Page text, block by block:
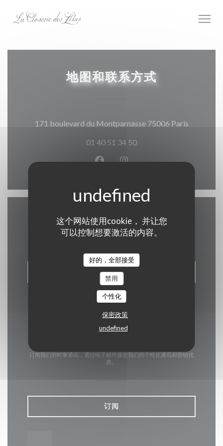
这个网站使用cookie， 并让您
可以控制想要激活的内容。
好的，全部接受
禁用
个性化
保密政策
undefined
地图和联系方式
171 boulevard du Montparnasse 75006 Paris((在新窗
01 40 51 34 50
Facebook ((在新窗口中打开))
Instagram ((在新窗口中
联系我们
预订餐位
订阅我们的时事通讯，通过电子邮件接收我们的个性化通讯和营销优
惠。
订阅